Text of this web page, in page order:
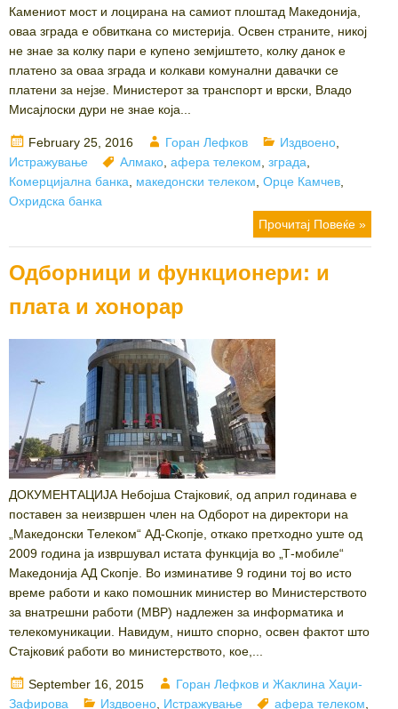
Камениот мост и лоцирана на самиот плоштад Македонија,
оваа зграда е обвиткана со мистерија. Освен страните, никој
не знае за колку пари е купено земјиштето, колку данок е
платено за оваа зграда и колкави комунални давачки се
платени за нејзе. Министерот за транспорт и врски, Владо
Мисајлоски дури не знае која...
Posted
on
February 25, 2016 Author
Горан Лефков Categories
Издвоено
Истражување
Tags
Алмако афера телеком зграда
Комерцијална банка
македонски телеком Орце Камчев
Охридска банка
Прочитај Повеќе »
Одборници и функционери: и
плата и хонорар
ДОКУМЕНТАЦИЈА Небојша Стајковиќ, од април годинава е
поставен за неизвршен член на Одборот на директори на
„Македонски Телеком“ АД-Скопје, откако претходно уште од
2009 година ја извршувал истата функција во „Т-мобиле“
Македонија АД Скопје. Во изминативе 9 години тој во исто
време работи и како помошник министер во Министерството
за внатрешни работи (МВР) надлежен за информатика и
телекомуникации. Навидум, ништо спорно, освен фактот што
Стајковиќ работи во министерството, кое,...
Posted
on
September 16, 2015 Author
Горан Лефков и Жаклина Хаџи-
Зафирова
Categories
Издвоено Истражување Tags
афера телеком